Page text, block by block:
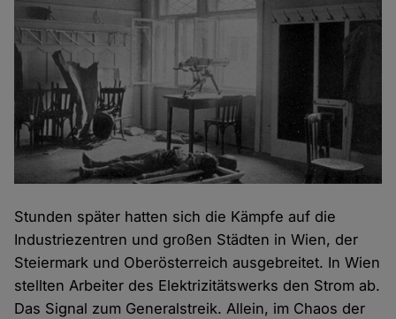
Stunden später hatten sich die Kämpfe auf die
Industriezentren und großen Städten in Wien, der
Steiermark und Oberösterreich ausgebreitet. In Wien
stellten Arbeiter des Elektrizitätswerks den Strom ab.
Das Signal zum Generalstreik. Allein, im Chaos der